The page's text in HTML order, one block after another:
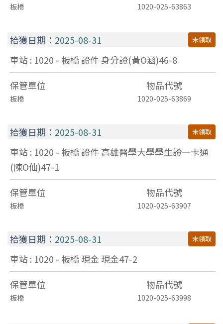
板橋 1020-025-63863
拾獲日期： 2025-08-31 未領取
車站 : 1020 - 板橋 證件身分證(黃O涵)46-8
保管單位
物品代號
板橋 1020-025-63869
拾獲日期： 2025-08-31 未領取
車站 : 1020 - 板橋 證件 高雄醫學大學學生證一卡通
(陳O仙)47-1
保管單位
物品代號
板橋 1020-025-63907
拾獲日期： 2025-08-31 未領取
車站 : 1020 - 板橋 現金 現金47-2
保管單位
物品代號
板橋 1020-025-63998